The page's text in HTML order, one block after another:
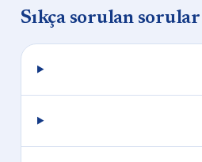
Sıkça sorulan sorular